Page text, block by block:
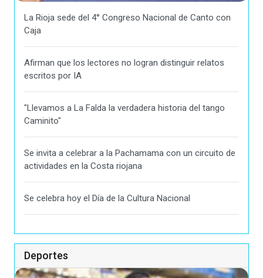
La Rioja sede del 4° Congreso Nacional de Canto con
Caja
Afirman que los lectores no logran distinguir relatos
escritos por IA
"Llevamos a La Falda la verdadera historia del tango
Caminito"
Se invita a celebrar a la Pachamama con un circuito de
actividades en la Costa riojana
Se celebra hoy el Día de la Cultura Nacional
Deportes